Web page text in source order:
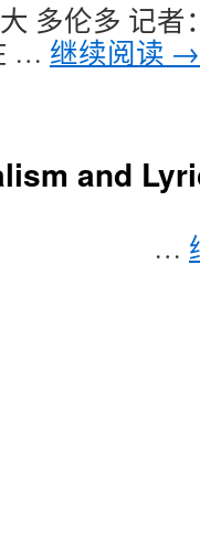
多伦多 记
… 继续阅读 →
and